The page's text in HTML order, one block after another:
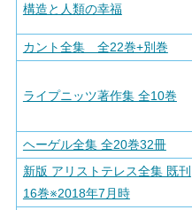
構造と人類の幸福
カント全集 全22巻+別巻
ライプニッツ著作集 全10巻
ヘーゲル全集 全20巻32冊
新版 アリストテレス全集 既刊
16巻※2018年7月時